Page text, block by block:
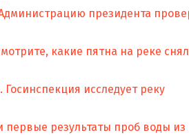
президента
какие пятна на реке
исследует реку
первые результаты проб воды